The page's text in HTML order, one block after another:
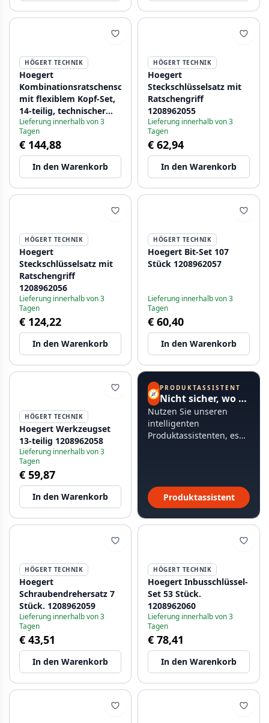
HÖGERT TECHNIK
Hoegert
Kombinationsratschenschlüssel
mit flexiblem Kopf-Set,
14-teilig, technischer
Schaum 1208962054
Lieferung innerhalb von 3
Tagen
€ 144,88
In den Warenkorb
HÖGERT TECHNIK
Hoegert
Steckschlüsselsatz mit
Ratschengriff
1208962055
Lieferung innerhalb von 3
Tagen
€ 62,94
In den Warenkorb
HÖGERT TECHNIK
Hoegert
Steckschlüsselsatz mit
Ratschengriff
1208962056
Lieferung innerhalb von 3
Tagen
€ 124,22
In den Warenkorb
HÖGERT TECHNIK
Hoegert Bit-Set 107
Stück 1208962057
Lieferung innerhalb von 3
Tagen
€ 60,40
In den Warenkorb
HÖGERT TECHNIK
Hoegert Werkzeugset
13-teilig 1208962058
Lieferung innerhalb von 3
Tagen
€ 59,87
In den Warenkorb
🧭PRODUKTASSISTENT
Nicht sicher, wo Sie anfangen sollen?
Nutzen Sie unseren
intelligenten
Produktassistenten, es
Produktassistent
HÖGERT TECHNIK
Hoegert
Schraubendrehersatz 7
Stück. 1208962059
Lieferung innerhalb von 3
Tagen
€ 43,51
In den Warenkorb
HÖGERT TECHNIK
Hoegert Inbusschlüssel-
Set 53 Stück.
1208962060
Lieferung innerhalb von 3
Tagen
€ 78,41
In den Warenkorb